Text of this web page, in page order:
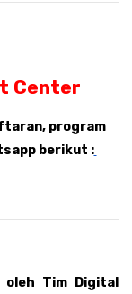
Center
program
berikut :
Tim Digital